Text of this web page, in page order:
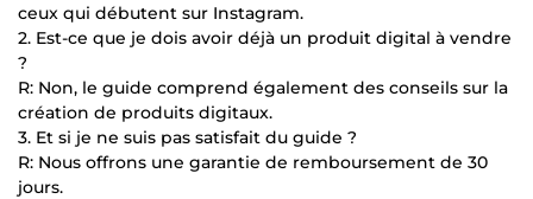
ceux qui débutent sur Instagram.
2. Est-ce que je dois avoir déjà un produit digital à vendre
?
R: Non, le guide comprend également des conseils sur la
création de produits digitaux.
3. Et si je ne suis pas satisfait du guide ?
R: Nous offrons une garantie de remboursement de 30
jours.